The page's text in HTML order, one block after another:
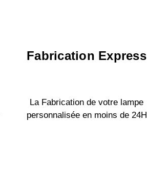
Fabrication Express
La Fabrication de votre lampe
personnalisée en moins de 24H